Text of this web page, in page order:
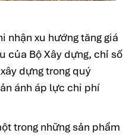
nhận xu hướng tăng giá
của Bộ Xây dựng, chỉ số
dựng trong quý
ánh áp lực chi phí
trong những sản phẩm